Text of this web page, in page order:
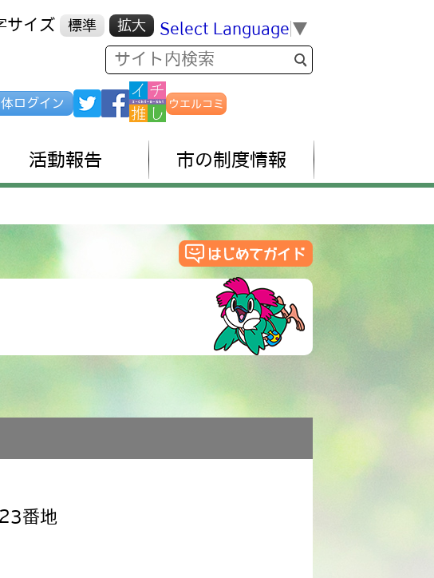
サイズ 標準 拡大 Select Language ▼
ログイン ウエルコミ
活動報告 市の制度情報
番地